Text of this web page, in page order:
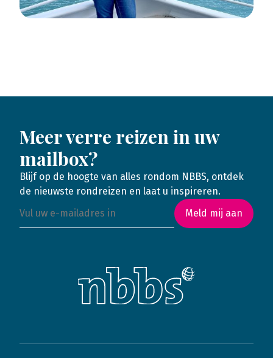
Meer verre reizen in uw
mailbox?
Blijf op de hoogte van alles rondom NBBS, ontdek
de nieuwste rondreizen en laat u inspireren.
Meld mij aan